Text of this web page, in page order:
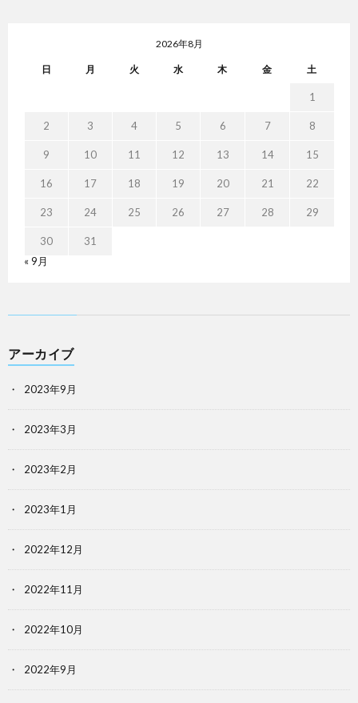
2026年8月
日 月 火 水 木 金 土
1
2 3 4 5 6 7 8
9 10 11 12 13 14 15
16 17 18 19 20 21 22
23 24 25 26 27 28 29
30
31
« 9月
アーカイブ
2023年9月
2023年3月
2023年2月
2023年1月
2022年12月
2022年11月
2022年10月
2022年9月